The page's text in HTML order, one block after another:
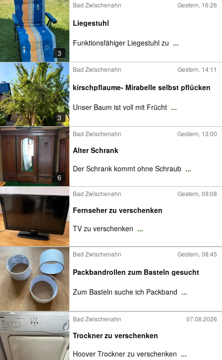
3
Bad Zwischenahn Gestern, 16:26
Liegestuhl
Funktionsfähiger Liegestuhl zu ...
3
Bad Zwischenahn Gestern, 14:11
kirschpflaume- Mirabelle selbst pflücken
Unser Baum ist voll mit Frücht ...
6
Bad Zwischenahn Gestern, 13:00
Alter Schrank
Der Schrank kommt ohne Schraub ...
Bad Zwischenahn Gestern, 09:08
Fernseher zu verschenken
TV zu verschenken ...
Bad Zwischenahn Gestern, 08:45
Packbandrollen zum Basteln gesucht
Zum Basteln suche ich Packband ...
Bad Zwischenahn 07.08.2026
Trockner zu verschenken
Hoover Trockner zu verschenken ...